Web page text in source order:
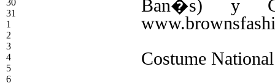
30
31
1
2
3
4
5
6
Ban�s) y
Costume